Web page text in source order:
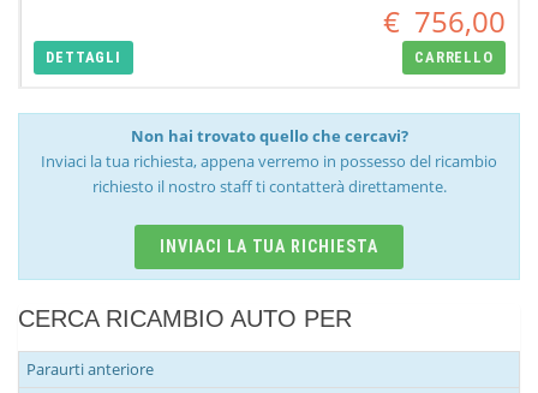
€ 756,00
DETTAGLI CARRELLO
Non hai trovato quello che cercavi?
Inviaci la tua richiesta, appena verremo in possesso del ricambio
richiesto il nostro staff ti contatterà direttamente.
INVIACI LA TUA RICHIESTA
CERCA RICAMBIO AUTO PER
Paraurti anteriore